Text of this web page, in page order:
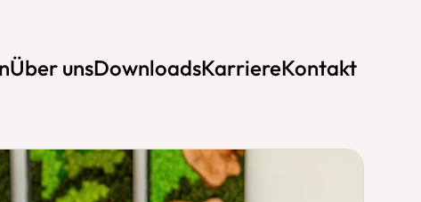
Über unsDownloadsKarriereKontakt